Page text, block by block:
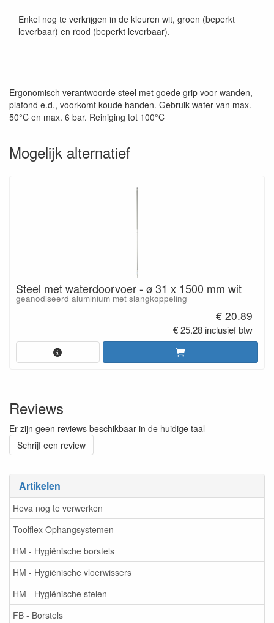
Artikelen
Heva nog te verwerken
Toolflex Ophangsystemen
HM - Hygiënische borstels
HM - Hygiënische vloerwissers
HM - Hygiënische stelen
FB - Borstels
Enkel nog te verkrijgen in de kleuren wit, groen (beperkt
leverbaar) en rood (beperkt leverbaar).
Ergonomisch verantwoorde steel met goede grip voor wanden,
plafond e.d., voorkomt koude handen. Gebruik water van max.
50°C en max. 6 bar. Reiniging tot 100°C
Mogelijk alternatief
Steel met waterdoorvoer - ø 31 x 1500 mm wit
geanodiseerd aluminium met slangkoppeling
€ 20.89
€ 25.28 inclusief btw
Reviews
Er zijn geen reviews beschikbaar in de huidige taal
Schrijf een review